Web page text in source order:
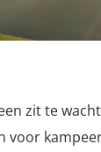
zit te
voor